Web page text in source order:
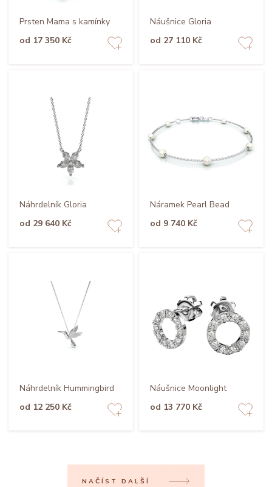
Prsten Mama s kamínky
od 17 350 Kč
Náušnice Gloria
od 27 110 Kč
Náhrdelník Gloria
od 29 640 Kč
Náramek Pearl Bead
od 9 740 Kč
Náhrdelník Hummingbird
od 12 250 Kč
Náušnice Moonlight
od 13 770 Kč
NAČÍST DALŠÍ